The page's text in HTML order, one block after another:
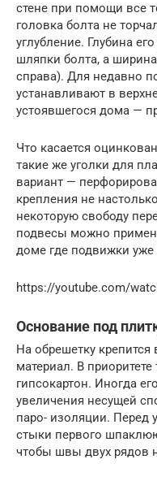
стене при помощи все
головка болта не
углубление. Глубина
шляпки болта, а
справа). Для недавно
устанавливают в
устоявшегося дома —
Что касается
такие же уголки для
вариант —
крепления не
некоторую свободу
подвесы можно
доме где подвижки уже
https://youtube.com/
Основание под
На обрешетку
материал. В
гипсокартон. Иногда
увеличения несущей
паро- изоляции. Перед
стыки первого
чтобы швы двух рядов